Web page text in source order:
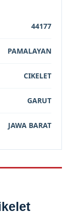
44177
PAMALAYAN
CIKELET
GARUT
JAWA BARAT